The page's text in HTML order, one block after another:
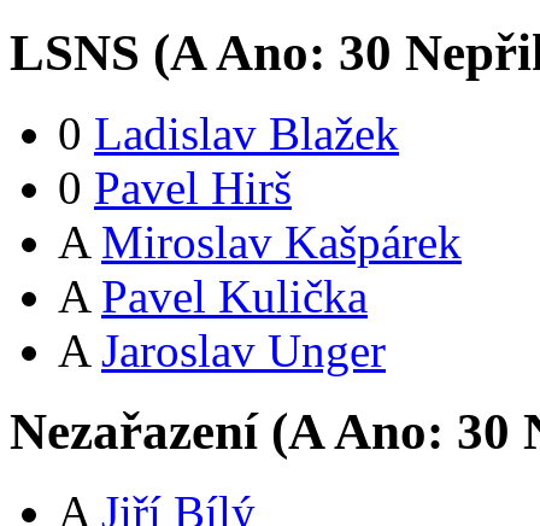
LSNS (AAno: 30
0 Ladislav Blažek
0 Pavel Hirš
A Miroslav Kašpárek
A Pavel Kulička
A Jaroslav Unger
Nezařazení (AAno: 30
A Jiří Bílý